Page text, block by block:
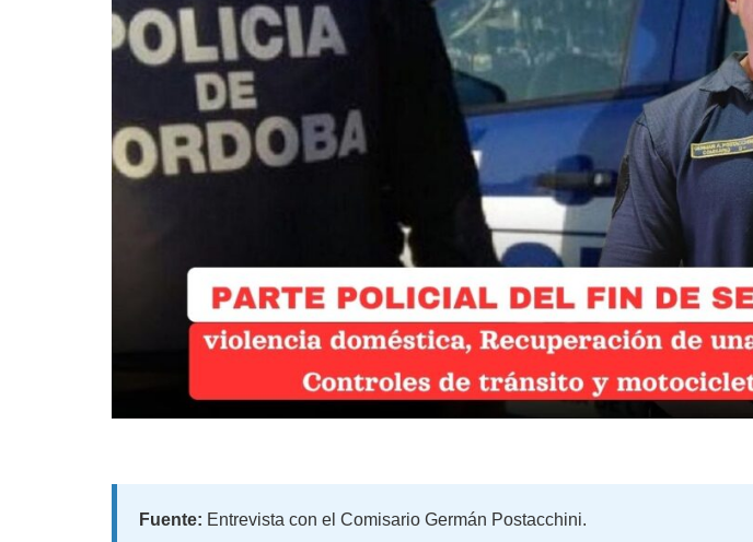
Fuente: Entrevista con el Comisario Germán Postacchini.